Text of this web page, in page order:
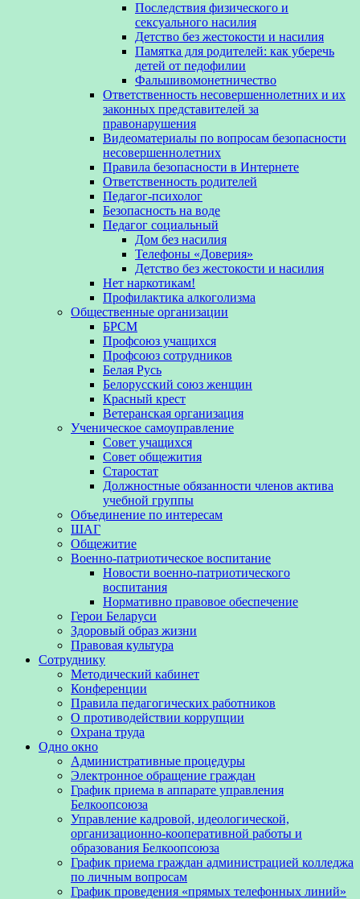
Последствия физического и
сексуального насилия
Детство без жестокости и насилия
Памятка для родителей: как уберечь
детей от педофилии
Фальшивомонетничество
Ответственность несовершеннолетних и их
законных представителей за
правонарушения
Видеоматериалы по вопросам безопасности
несовершеннолетних
Правила безопасности в Интернете
Ответственность родителей
Педагог-психолог
Безопасность на воде
Педагог социальный
Дом без насилия
Телефоны «Доверия»
Детство без жестокости и насилия
Нет наркотикам!
Профилактика алкоголизма
Общественные организации
БРСМ
Профсоюз учащихся
Профсоюз сотрудников
Белая Русь
Белорусский союз женщин
Красный крест
Ветеранская организация
Ученическое самоуправление
Совет учащихся
Совет общежития
Старостат
Должностные обязанности членов актива
учебной группы
Объединение по интересам
ШАГ
Общежитие
Военно-патриотическое воспитание
Новости военно-патриотического
воспитания
Нормативно правовое обеспечение
Герои Беларуси
Здоровый образ жизни
Правовая культура
Сотруднику
Методический кабинет
Конференции
Правила педагогических работников
О противодействии коррупции
Охрана труда
Одно окно
Административные процедуры
Электронное обращение граждан
График приема в аппарате управления
Белкоопсоюза
Управление кадровой, идеологической,
организационно-кооперативной работы и
образования Белкоопсоюза
График приема граждан администрацией колледжа
по личным вопросам
График проведения «прямых телефонных линий»